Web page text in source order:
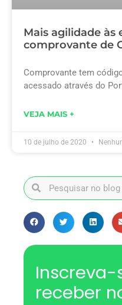
Mais agilidade às
comprovante de
Comprovante tem
acessado através do
VEJA MAIS +
10 de julho de 2020
Inscreva-
receber